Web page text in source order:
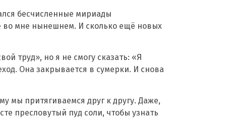
бесчисленные мириады
во мне нынешнем. И сколько ещё новых
труд», но я не смогу сказать: «Я
Она закрывается в сумерки. И снова
мы притягиваемся друг к другу. Даже,
пресловутый пуд соли, чтобы узнать